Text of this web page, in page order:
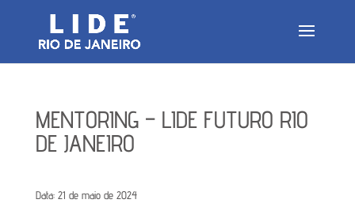
MENTORING – LIDE FUTURO RIO
DE JANEIRO
Data: 21 de maio de 2024